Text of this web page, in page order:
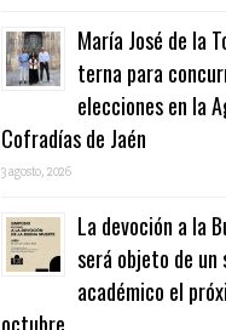
María José de la
terna para
elecciones en la
Cofradías de Jaén
3 agosto, 2026
La devoción a la
será objeto de un
académico el